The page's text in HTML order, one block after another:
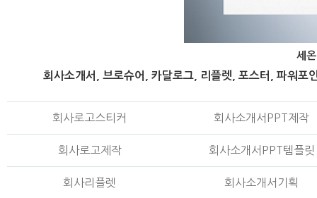
세
회사소개서, 브로슈어, 카달로그, 리플렛, 포스터, 파워포
회사로고스티커 회사소개서PPT제작
회사로고제작 회사소개서PPT템플릿
회사리플렛 회사소개서기획